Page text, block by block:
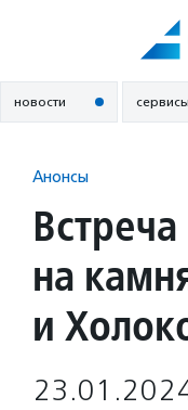
новости сервисы
Анонсы
на
и